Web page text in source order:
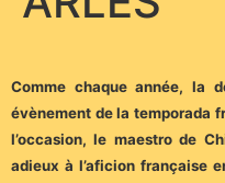
Comme chaque année, la
évènement de la temporada
l’occasion, le maestro de
adieux à l’aficion française